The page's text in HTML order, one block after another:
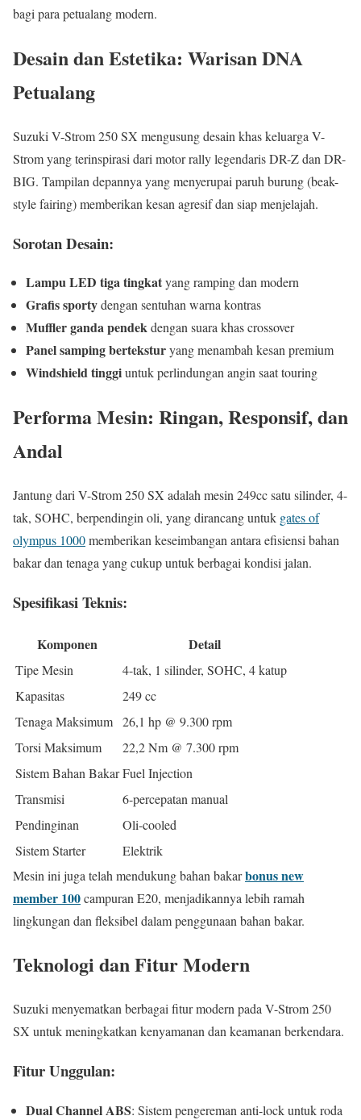
bagi para petualang modern.
Desain dan Estetika: Warisan DNA
Petualang
Suzuki V-Strom 250 SX mengusung desain khas keluarga V-
Strom yang terinspirasi dari motor rally legendaris DR-Z dan DR-
BIG. Tampilan depannya yang menyerupai paruh burung (beak-
style fairing) memberikan kesan agresif dan siap menjelajah.
Sorotan Desain:
Lampu LED tiga tingkatyang ramping dan modern
Grafis sportydengan sentuhan warna kontras
Muffler ganda pendekdengan suara khas crossover
Panel samping berteksturyang menambah kesan premium
Windshield tinggiuntuk perlindungan angin saat touring
Performa Mesin: Ringan, Responsif, dan
Andal
Jantung dari V-Strom 250 SX adalah mesin 249cc satu silinder, 4-
tak, SOHC, berpendingin oli, yang dirancang untuk gates of
olympus 1000memberikan keseimbangan antara efisiensi bahan
bakar dan tenaga yang cukup untuk berbagai kondisi jalan.
Spesifikasi Teknis:
Komponen Detail
Tipe Mesin
4-tak, 1 silinder, SOHC, 4 katup
Kapasitas
249 cc
Tenaga Maksimum 26,1 hp @ 9.300 rpm
Torsi Maksimum
22,2 Nm @ 7.300 rpm
Sistem Bahan BakarFuel Injection
Transmisi
6-percepatan manual
Pendinginan
Oli-cooled
Sistem Starter
Elektrik
Mesin ini juga telah mendukung bahan bakarbonus new
member 100campuran E20, menjadikannya lebih ramah
lingkungan dan fleksibel dalam penggunaan bahan bakar.
Teknologi dan Fitur Modern
Suzuki menyematkan berbagai fitur modern pada V-Strom 250
SX untuk meningkatkan kenyamanan dan keamanan berkendara.
Fitur Unggulan:
Dual Channel ABS: Sistem pengereman anti-lock untuk roda